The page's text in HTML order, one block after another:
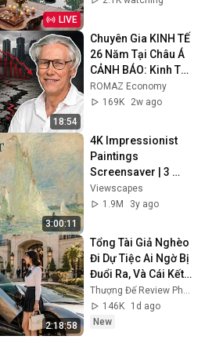
LIVE
18:54
Chuyên Gia KINH TẾ
26 Năm Tại Châu Á
CẢNH BÁO: Kinh Tế
Việt Nam KHÔNG
TƯƠI SÁNG Như
ROMAZ Economy
169K
2w ago
3:00:11
4K Impressionist
Paintings
Screensaver | 3
Hours Fine Art
Slideshow | No Ads,
Viewscapes
1.9M
3y ago
2:18:58
Tổng Tài Giả Nghèo
Đi Dự Tiệc Ai Ngờ Bị
Đuổi Ra, Và Cái Kết
Xấu Mặt Những Kẻ
Coi Thường
#phimhay
146K
1d ago
New